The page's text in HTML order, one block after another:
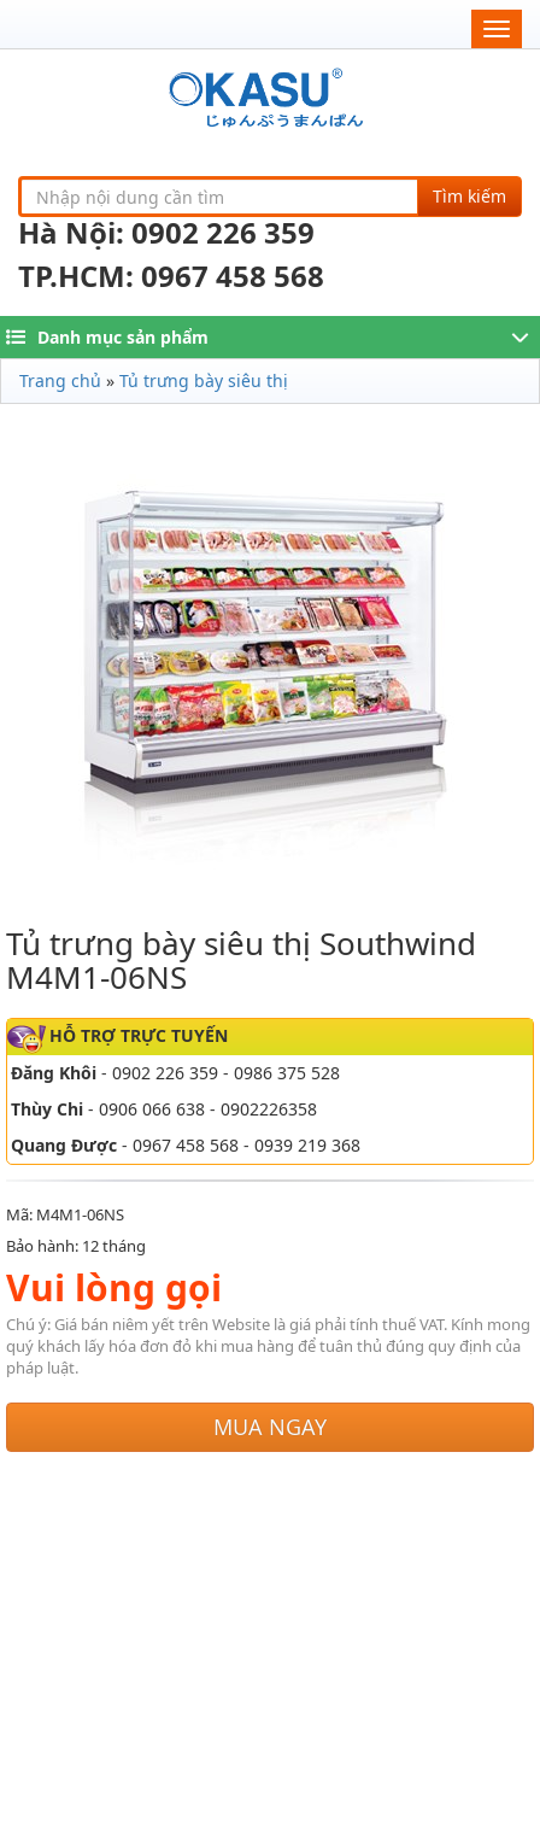
Tìm kiếm
Hà Nội: 0902 226 359
TP.HCM: 0967 458 568
Danh mục sản phẩm
Trang chủ » Tủ trưng bày siêu thị
Tủ trưng bày siêu thị Southwind
M4M1-06NS
HỖ TRỢ TRỰC TUYẾN
Đăng Khôi - 0902 226 359 - 0986 375 528
Thùy Chi - 0906 066 638 - 0902226358
Quang Được - 0967 458 568 - 0939 219 368
Mã: M4M1-06NS
Bảo hành: 12 tháng
Vui lòng gọi
Chú ý: Giá bán niêm yết trên Website là giá phải tính thuế VAT. Kính mong
quý khách lấy hóa đơn đỏ khi mua hàng để tuân thủ đúng quy định của
pháp luật.
MUA NGAY